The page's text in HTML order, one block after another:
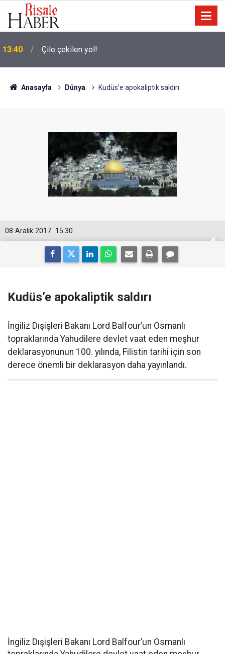
13:40 Çile çekilen yol!
Anasayfa Dünya Kudüs’e apokaliptik saldırı
15:30
08 Aralık 2017
Kudüs’e apokaliptik saldırı
İngiliz Dışişleri Bakanı Lord Balfour’un Osmanlı
topraklarında Yahudilere devlet vaat eden meşhur
deklarasyonunun 100. yılında, Filistin tarihi için son
derece önemli bir deklarasyon daha yayınlandı.
İngiliz Dışişleri Bakanı Lord Balfour’un Osmanlı